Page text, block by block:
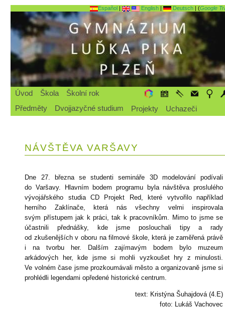
Español| English| Deutsch| (Google
Úvod Škola
Školní rok
Předměty
Dvojjazyčné studium Projekty Uchazeči
NÁVŠTĚVA VARŠAVY
Dne 27. března se studenti semináře 3D modelování podívali
do Varšavy. Hlavním bodem programu byla návštěva proslulého
vývojářského studia CD Projekt Red, které vytvořilo například
herního Zaklínače, která nás všechny velmi inspirovala
svým přístupem jak k práci, tak k pracovníkům. Mimo to jsme se
účastnili přednášky, kde jsme poslouchali tipy a rady
od zkušenějších v oboru na filmové škole, která je zaměřená právě
i na tvorbu her. Dalším zajímavým bodem bylo muzeum
arkádových her, kde jsme si mohli vyzkoušet hry z minulosti.
Ve volném čase jsme prozkoumávali město a organizovaně jsme si
prohlédli legendami opředené historické centrum.
text: Kristýna Šuhajdová (4.E)
foto: Lukáš Vachovec